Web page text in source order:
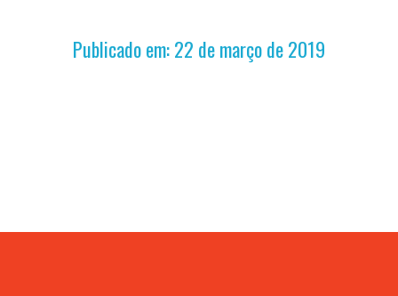
Publicado em: 22 de março de 2019